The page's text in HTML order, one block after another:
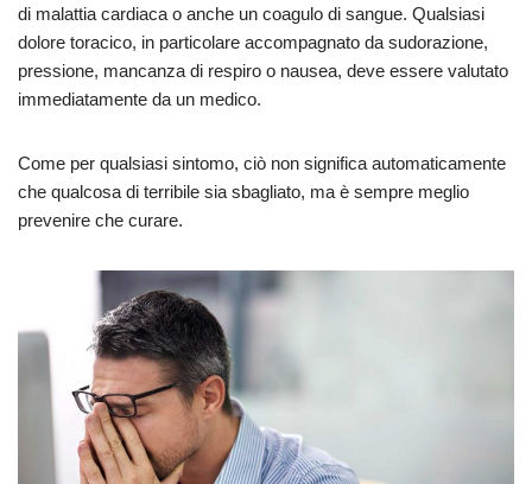
di malattia cardiaca o anche un coagulo di sangue. Qualsiasi
dolore toracico, in particolare accompagnato da sudorazione,
pressione, mancanza di respiro o nausea, deve essere valutato
immediatamente da un medico.
Come per qualsiasi sintomo, ciò non significa automaticamente
che qualcosa di terribile sia sbagliato, ma è sempre meglio
prevenire che curare.